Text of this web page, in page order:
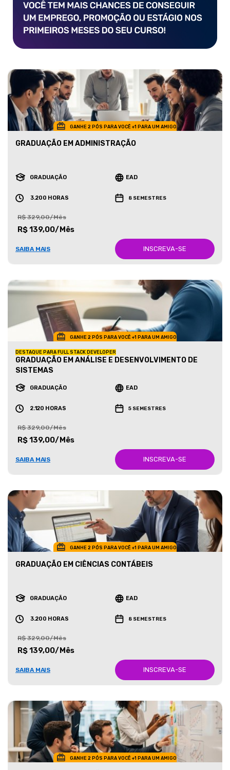
GANHE 2 PÓS PARA VOCÊ +1 PARA UM AMIGO
GRADUAÇÃO EM ADMINISTRAÇÃO
GRADUAÇÃO EAD
3.200 HORAS 8 SEMESTRES
R$ 329,00/Mês
R$ 139,00/Mês
SAIBA MAIS INSCREVA-SE
GANHE 2 PÓS PARA VOCÊ +1 PARA UM AMIGO
DESTAQUE PARA FULL STACK DEVELOPER
GRADUAÇÃO EM ANÁLISE E DESENVOLVIMENTO DE
SISTEMAS
GRADUAÇÃO EAD
2.120 HORAS 5 SEMESTRES
R$ 329,00/Mês
R$ 139,00/Mês
SAIBA MAIS INSCREVA-SE
GANHE 2 PÓS PARA VOCÊ +1 PARA UM AMIGO
GRADUAÇÃO EM CIÊNCIAS CONTÁBEIS
GRADUAÇÃO EAD
3.200 HORAS 8 SEMESTRES
R$ 329,00/Mês
R$ 139,00/Mês
SAIBA MAIS INSCREVA-SE
GANHE 2 PÓS PARA VOCÊ +1 PARA UM AMIGO